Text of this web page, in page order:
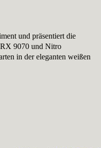
und präsentiert die
9070 und Nitro
in der eleganten weißen